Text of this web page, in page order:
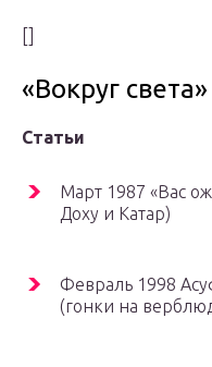
«Вокруг
Статьи
Март 1987 «Вас
Доху и Катар)
Февраль 1998
(гонки на